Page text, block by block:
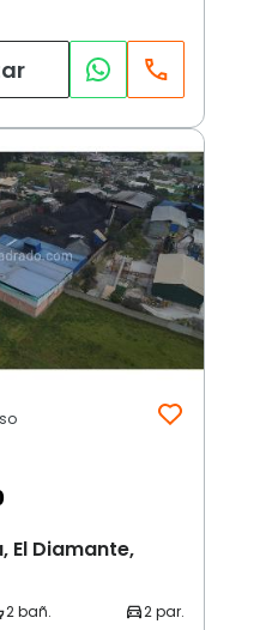
El Diamante,